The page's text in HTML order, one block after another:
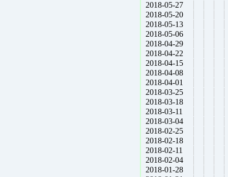
2018-05-27
2018-05-20
2018-05-13
2018-05-06
2018-04-29
2018-04-22
2018-04-15
2018-04-08
2018-04-01
2018-03-25
2018-03-18
2018-03-11
2018-03-04
2018-02-25
2018-02-18
2018-02-11
2018-02-04
2018-01-28